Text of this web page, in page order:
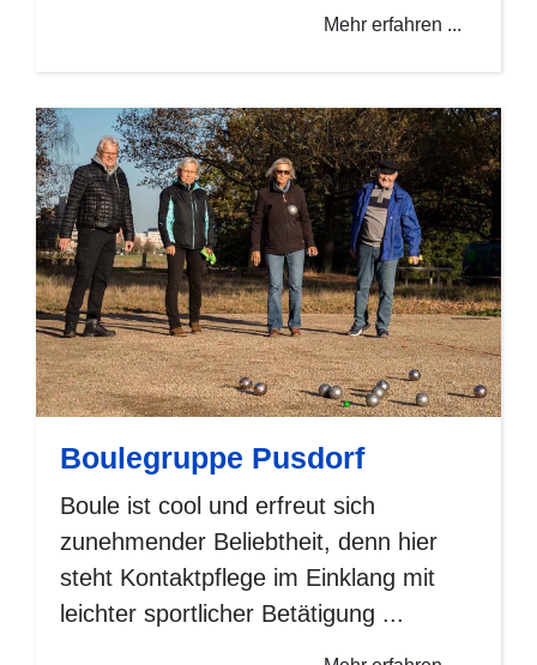
Mehr erfahren ...
Boulegruppe Pusdorf
Boule ist cool und erfreut sich
zunehmender Beliebtheit, denn hier
steht Kontaktpflege im Einklang mit
leichter sportlicher Betätigung ...